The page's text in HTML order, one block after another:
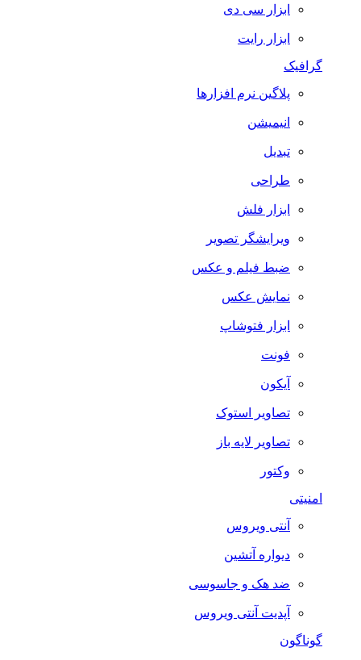
ابزار سی دی
ابزار رایت
گرافیک
پلاگین نرم افزارها
انیمیشن
تبدیل
طراحی
ابزار فلش
ویرایشگر تصویر
ضبط فيلم و عكس
نمایش عکس
ابزار فتوشاپ
فونت
آیکون
تصاویر استوک
تصاویر لایه باز
وکتور
امنیتی
آنتی ویروس
دیواره آتشین
ضد هک و جاسوسی
آپدیت آنتی ویروس
گوناگون